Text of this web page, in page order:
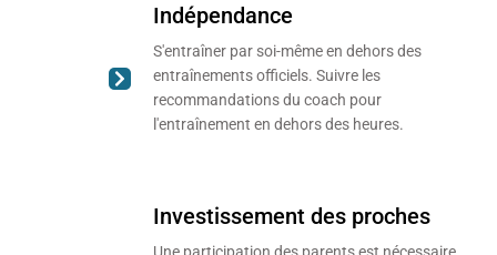
Indépendance
S'entraîner par soi-même en dehors des
entraînements officiels. Suivre les
recommandations du coach pour
l'entraînement en dehors des heures.
Investissement des proches